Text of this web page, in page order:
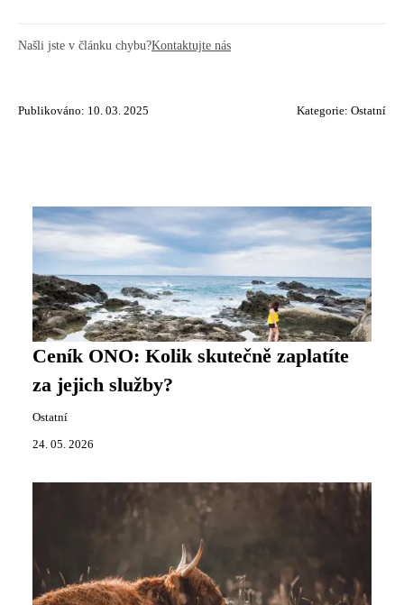
Našli jste v článku chybu?Kontaktujte nás
Publikováno: 10. 03. 2025 Kategorie: Ostatní
Ceník ONO: Kolik skutečně zaplatíte
za jejich služby?
Ostatní
24. 05. 2026